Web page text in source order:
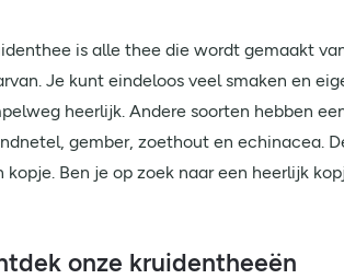
is alle thee die wordt gemaakt
Je kunt eindeloos veel smaken en
heerlijk. Andere soorten hebben
gember, zoethout en echinacea.
kopje. Ben je op zoek naar een heerlijk
onze kruidentheeën